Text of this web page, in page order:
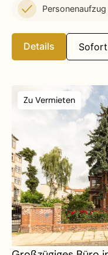
Personenaufzug
Details
Zu Vermieten